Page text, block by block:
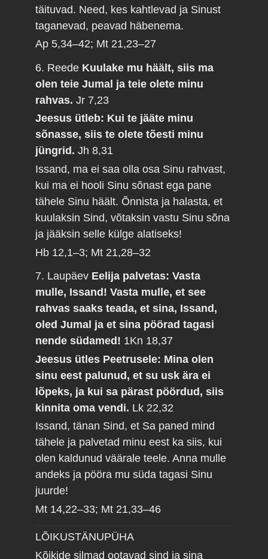
täituvad. Need, kes kahtlevad ja Sinust
taganevad, peavad häbenema.
Ap 5,34–42; Mt 21,23–27
6. Reede Kuulake mu häält, siis ma
olen teie Jumal ja teie olete minu
rahvas.Jr 7,23
Jeesus ütleb: Kui te jääte minu
sõnasse, siis te olete tõesti minu
jüngrid.Jh 8,31
Issand, ma ei saa olla osa Sinu rahvast,
kui ma ei hooli Sinu sõnast ega pane
tähele Sinu häält. Õnnista ja halasta, et
kuulaksin Sind, võtaksin vastu Sinu sõna
ja jääksin selle külge alatiseks!
Hb 12,1–3; Mt 21,28–32
7. Laupäev Eelija palvetas: Vasta
mulle, Issand! Vasta mulle, et see
rahvas saaks teada, et sina, Issand,
oled Jumal ja et sina pöörad tagasi
nende südamed! 1Kn 18,37
Jeesus ütles Peetrusele: Mina olen
sinu eest palunud, et su usk ära ei
lõpeks, ja kui sa pärast pöördud, siis
kinnita oma vendi. Lk 22,32
Issand, tänan Sind, et Sa paned mind
tähele ja palvetad minu eest ka siis, kui
olen kaldunud väärale teele. Anna mulle
andeks ja pööra mu süda tagasi Sinu
juurde!
Mt 14,22–33; Mt 21,33–46
LÕIKUSTÄNUPÜHA
Kõikide silmad ootavad sind ja sina